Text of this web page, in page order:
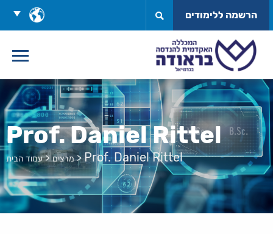
לתוכן
בחר
שפה
הרשמה ללימודים
Prof. Daniel Rittel
עמוד הבית>מרצים>Prof. Daniel Rittel